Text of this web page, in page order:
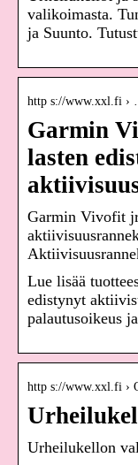
valikoimasta.
ja Suunto.
http s://www.xxl.fi ›
Garmin
lasten
Garmin Vivofit
Lue lisää
edistynyt
palautusoikeus
http s://www.xxl.fi ›
Urheilukellon